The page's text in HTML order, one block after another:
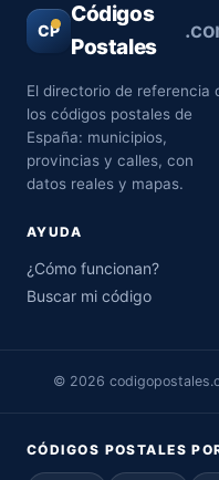
CP
Códigos
Postales
El directorio de referencia
los códigos postales de
España: municipios,
provincias y calles, con
datos reales y mapas.
AYUDA
¿Cómo funcionan?
Buscar mi código
© 2026
CÓDIGOS POSTALES